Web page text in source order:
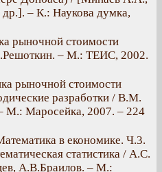
– К.: Наукова думка,
рыночной стоимости
– М.: ТЕИС, 2002.
рыночной стоимости
разработки / В.М.
М.: Маросейка, 2007. – 224
в економике. Ч.3.
статистика / А.С.
А.В.Браилов. – М.: